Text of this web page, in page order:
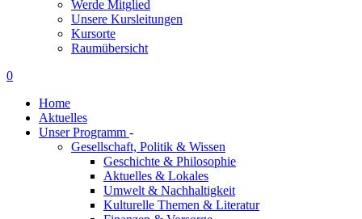
Werde Mitglied
Unsere Kursleitungen
Kursorte
Raumübersicht
0
Home
Aktuelles
Unser Programm -
Gesellschaft, Politik & Wissen
Geschichte & Philosophie
Aktuelles & Lokales
Umwelt & Nachhaltigkeit
Kulturelle Themen & Literatur